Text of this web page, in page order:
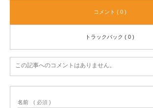
コメント ( 0 )
トラックバック ( 0 )
この記事へのコメントはありません。
名前 ( 必須 )